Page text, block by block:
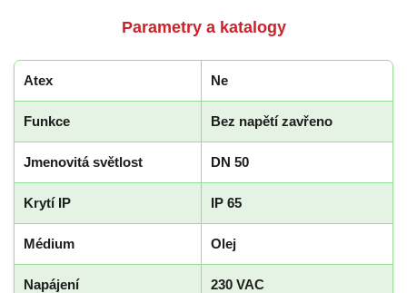
Parametry a katalogy
Atex Ne
Funkce Bez napětí zavřeno
Jmenovitá světlost DN 50
Krytí IP IP 65
Médium Olej
Napájení 230 VAC